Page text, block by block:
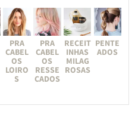
PRA
CABEL
OS
LOIRO
S
PRA
CABEL
OS
RESSE
CADOS
RECEIT
INHAS
MILAG
ROSAS
PENTE
ADOS